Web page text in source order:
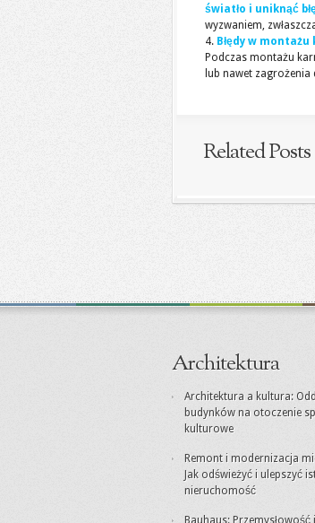
światło i uniknąć
wyzwaniem,
Błędy w
Podczas montażu
lub nawet zagrożenia
Related Posts
Architektura
Architektura a kultura:
budynków na otoczenie
kulturowe
Remont i modernizacja
Jak odświeżyć i ulepszyć
nieruchomość
Bauhaus: Przemysłowość i